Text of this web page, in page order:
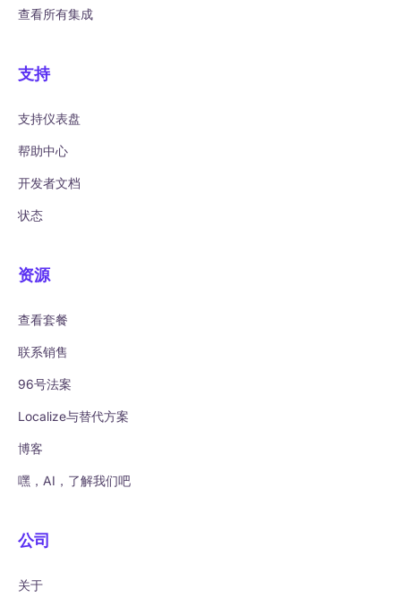
查看所有集成
支持
支持仪表盘
帮助中心
开发者文档
状态
资源
查看套餐
联系销售
96号法案
Localize与替代方案
博客
嘿，AI，了解我们吧
公司
关于